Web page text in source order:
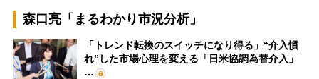
森口亮「まるわかり市況分析」
「トレンド転換のスイッチになり得る」“介入慣
れ”した市場心理を変える「日米協調為替介入」
…